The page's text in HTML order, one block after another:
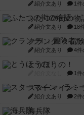
紹介文あり 1件
ふたつの街の物
紹介文あり 18
クランク! ：冒
紹介文あり 4件
とうほうの！
1件
スターマイン
紹介文あり 2件
海兵隊